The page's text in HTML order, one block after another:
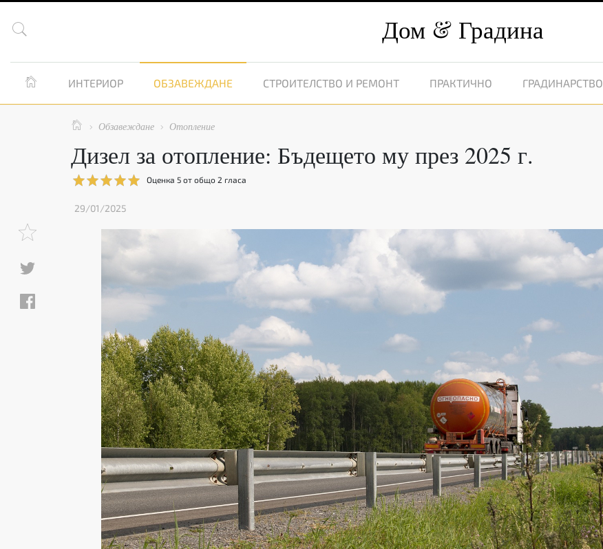
 Дом Градина
 ИНТЕРИОР ОБЗАВЕЖДАНЕ СТРОИТЕЛСТВО И РЕМОНТ ПРАКТИЧНО ГРАДИНАРСТВО
  Обзавеждане  Отопление
Дизел за отопление: Бъдещето му през 2025 г.
Оценка 5от общо 2 гласа
29/01/2025